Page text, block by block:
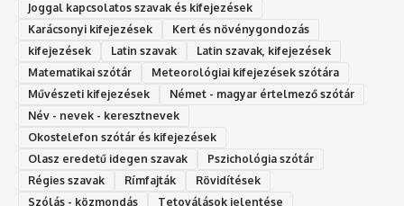
Joggal kapcsolatos szavak és kifejezések
Karácsonyi kifejezések
Kert és növénygondozás
kifejezések
Latin szavak
Latin szavak, kifejezések
Matematikai szótár
Meteorológiai kifejezések szótára
Művészeti kifejezések
Német - magyar értelmező szótár
Név - nevek - keresztnevek
Okostelefon szótár és kifejezések
Olasz eredetű idegen szavak
Ps‮gólohciz‬ia s‮átóz‬r
Régies szavak
Rímfajták
Rövidítések
Szólás - közmondás
Tetoválások jelentése